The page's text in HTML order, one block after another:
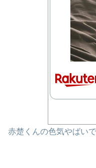
赤楚くんの色気やばい